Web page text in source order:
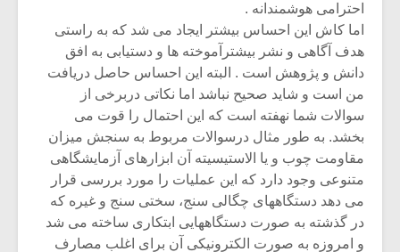
احترامی هوشمندانه .
اما کاش این احساس بیشتر ایجاد می شد که به راستی
هدف آگاهی و نشر بیشترآموخته ها و دستیابی به افق
دانش و پژوهش است . البته این احساس حاصل دریافت
من است و شاید صحیح نباشد اما نکاتی دربرخی از
سوالات شما نهفته است که این احتمال را قوت می
بخشد. به طور مثال درسوالات مربوط به سنجش میزان
مقاومت چوب و یا الاستیسیته آن ابزارهای آزمایشگاهی
متنوعی وجود دارد که این عملیات را مورد بررسی قرار
می دهد دستگاههای چگالی سنج، سختی سنج و غیره که
در گذشته به صورت دستگاههایی ابتکاری ساخته می شد
و امروزه به صورت الکترونیکی آن برای اغلب مصارف